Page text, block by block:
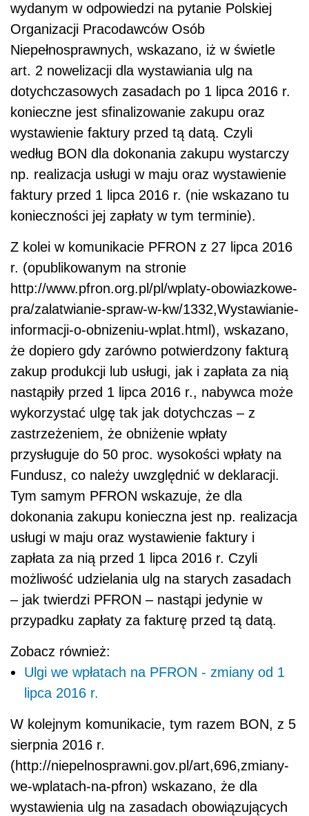
wydanym w odpowiedzi na pytanie Polskiej
Organizacji Pracodawców Osób
Niepełnosprawnych, wskazano, iż w świetle
art. 2 nowelizacji dla wystawiania ulg na
dotychczasowych zasadach po 1 lipca 2016 r.
konieczne jest sfinalizowanie zakupu oraz
wystawienie faktury przed tą datą. Czyli
według BON dla dokonania zakupu wystarczy
np. realizacja usługi w maju oraz wystawienie
faktury przed 1 lipca 2016 r. (nie wskazano tu
konieczności jej zapłaty w tym terminie).
Z kolei w komunikacie PFRON z 27 lipca 2016
r. (opublikowanym na stronie
http://www.pfron.org.pl/pl/wplaty-obowiazkowe-
pra/zalatwianie-spraw-w-kw/1332,Wystawianie-
informacji-o-obnizeniu-wplat.html), wskazano,
że dopiero gdy zarówno potwierdzony fakturą
zakup produkcji lub usługi, jak i zapłata za nią
nastąpiły przed 1 lipca 2016 r., nabywca może
wykorzystać ulgę tak jak dotychczas – z
zastrzeżeniem, że obniżenie wpłaty
przysługuje do 50 proc. wysokości wpłaty na
Fundusz, co należy uwzględnić w deklaracji.
Tym samym PFRON wskazuje, że dla
dokonania zakupu konieczna jest np. realizacja
usługi w maju oraz wystawienie faktury i
zapłata za nią przed 1 lipca 2016 r. Czyli
możliwość udzielania ulg na starych zasadach
– jak twierdzi PFRON – nastąpi jedynie w
przypadku zapłaty za fakturę przed tą datą.
Zobacz również:
Ulgi we wpłatach na PFRON - zmiany od 1
lipca 2016 r.
W kolejnym komunikacie, tym razem BON, z 5
sierpnia 2016 r.
(http://niepelnosprawni.gov.pl/art,696,zmiany-
we-wplatach-na-pfron) wskazano, że dla
wystawienia ulg na zasadach obowiązujących